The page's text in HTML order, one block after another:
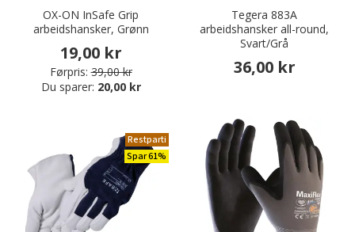
OX-ON InSafe Grip
arbeidshansker, Grønn
19,00 kr
Førpris: 39,00 kr
Du sparer: 20,00 kr
Tegera 883A
arbeidshansker all-round,
Svart/Grå
36,00 kr
Restparti
Spar 61%